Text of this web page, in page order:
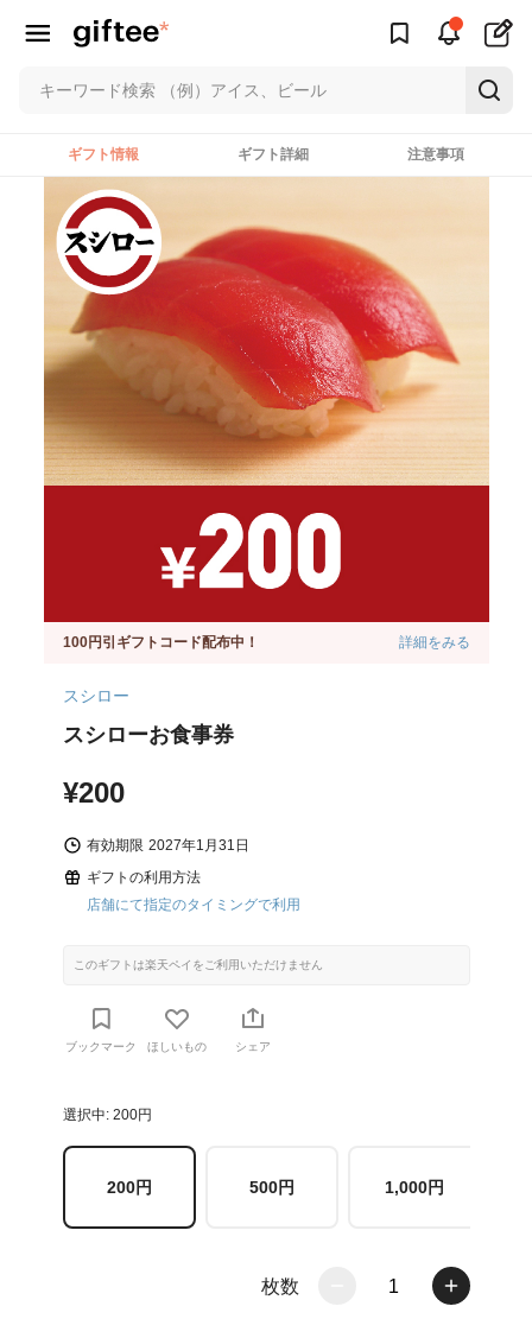
ギフト情報 ギフト詳細 注意事項
100円引ギフトコード配布中！ 詳細をみる
スシロー
スシローお食事券
¥200
有効期限 2027年1月31日
ギフトの利用方法
店舗にて指定のタイミングで利用
このギフトは楽天ペイをご利用いただけません
ブックマーク ほしいもの シェア
選択中: 200円
200円 500円 1,000円
枚数 1